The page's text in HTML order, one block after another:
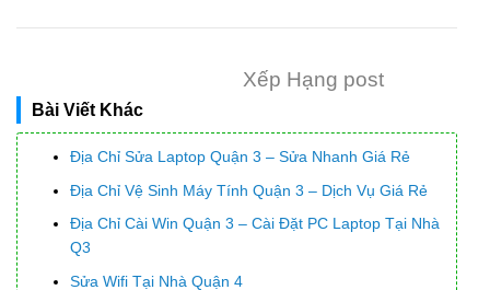
Xếp Hạng post
Bài Viết Khác
Địa Chỉ Sửa Laptop Quận 3 – Sửa Nhanh Giá Rẻ
Địa Chỉ Vệ Sinh Máy Tính Quận 3 – Dịch Vụ Giá Rẻ
Địa Chỉ Cài Win Quận 3 – Cài Đặt PC Laptop Tại Nhà
Q3
Sửa Wifi Tại Nhà Quận 4